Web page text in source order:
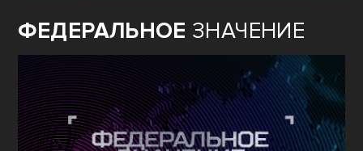
ФЕДЕРАЛЬНОЕ ЗНАЧЕНИЕ